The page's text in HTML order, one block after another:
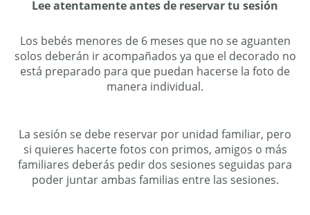
Lee atentamente antes de reservar tu sesión
Los bebés menores de 6 meses que no se aguanten
solos deberán ir acompañados ya que el decorado no
está preparado para que puedan hacerse la foto de
manera individual.
La sesión se debe reservar por unidad familiar, pero
si quieres hacerte fotos con primos, amigos o más
familiares deberás pedir dos sesiones seguidas para
poder juntar ambas familias entre las sesiones.